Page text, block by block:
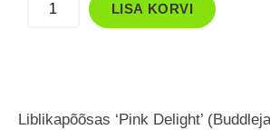
(Liblikapõõsas)
LISA KORVI
Liblikapõõsas ‘Pink Delight’